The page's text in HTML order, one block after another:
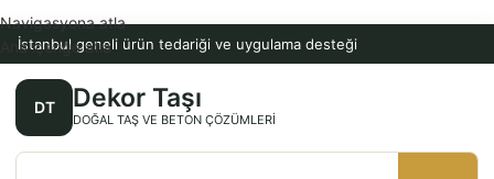
İstanbul geneli ürün tedariği ve uygulama desteği
DT Dekor Taşı
DOĞAL TAŞ VE BETON ÇÖZÜMLERI
Navigasyona atla
Ana içeriğe atla